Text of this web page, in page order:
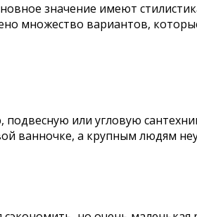
значение имеют
множество вариантов,
или угловую
ванночке, а крупным людям